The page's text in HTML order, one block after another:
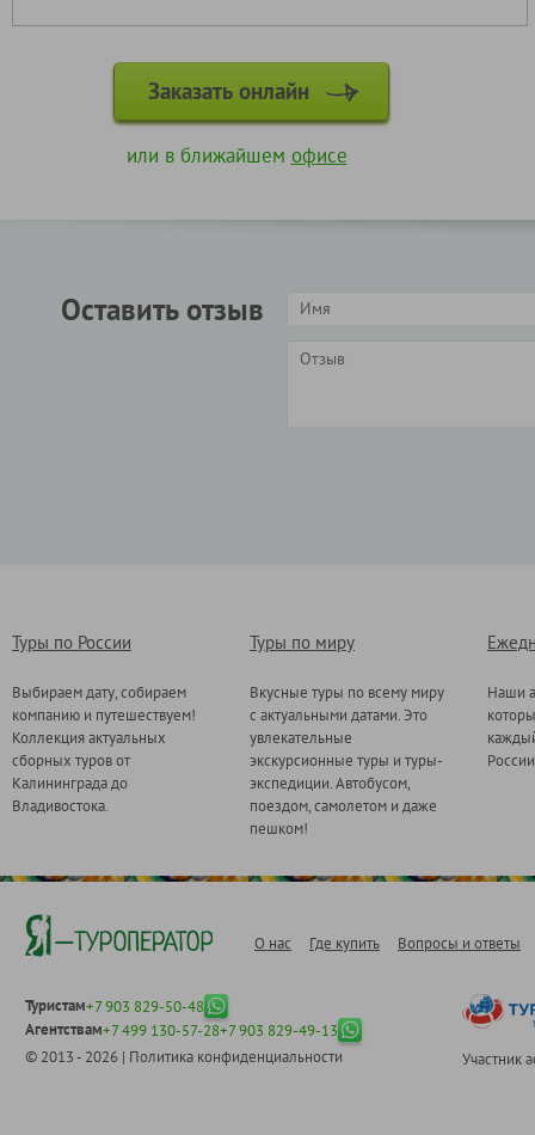
Заказать онлайн
или в ближайшем офисе
Оставить отзыв
Туры по России
Выбираем дату, собираем
компанию и путешествуем!
Коллекция актуальных
сборных туров от
Калининграда до
Владивостока.
Туры по миру
Вкусные туры по всему миру
с актуальными датами. Это
увлекательные
экскурсионные туры и туры-
экспедиции. Автобусом,
поездом, самолетом и даже
пешком!
Наши
О нас Где купить Вопросы и ответы
Туристам+7 903 829-50-48
Агентствам+7 499 130-57-28+7 903 829-49-13
© 2013 - 2026 | Политика конфиденциальности Участник